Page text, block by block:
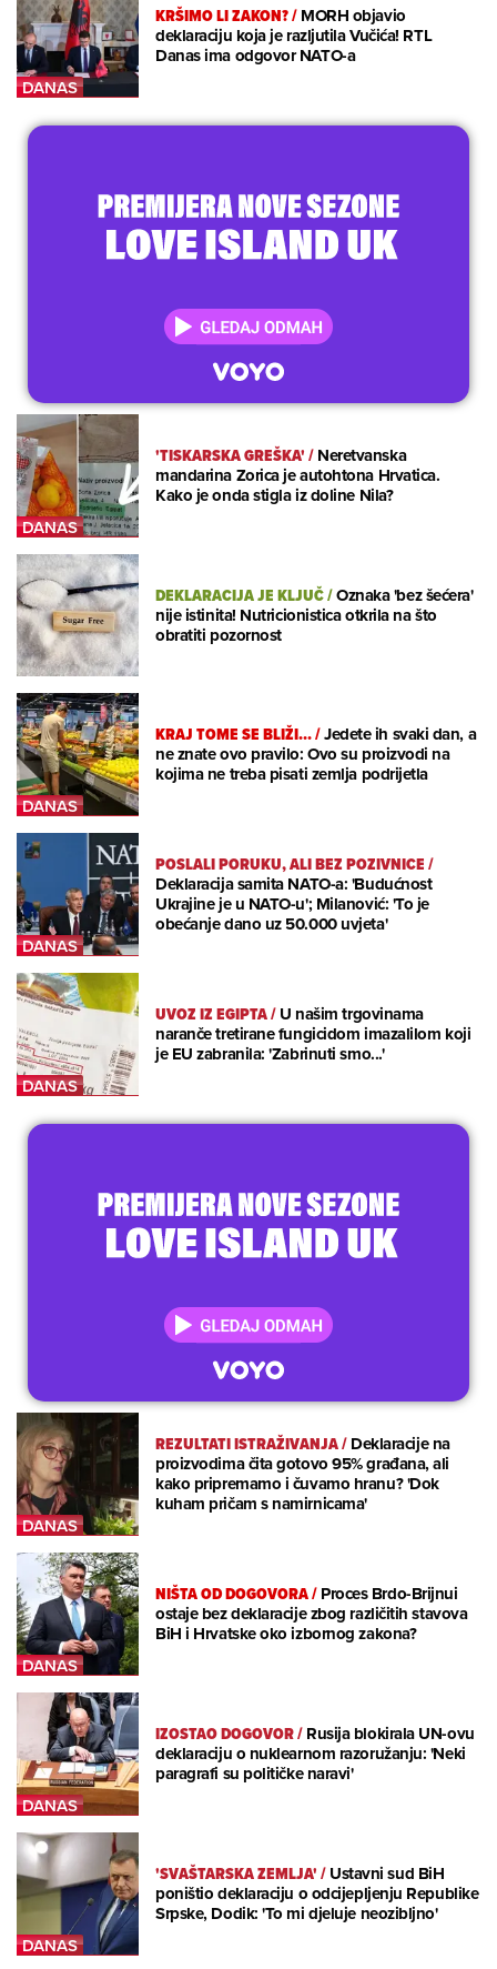
KRŠIMO LI ZAKON?/MORH objavio
deklaraciju koja je razljutila Vučića! RTL
Danas ima odgovor NATO-a
'TISKARSKA GREŠKA'/Neretvanska
mandarina Zorica je autohtona Hrvatica.
Kako je onda stigla iz doline Nila?
DEKLARACIJA JE KLJUČ/Oznaka 'bez šećera'
nije istinita! Nutricionistica otkrila na što
obratiti pozornost
KRAJ TOME SE BLIŽI.../Jedete ih svaki dan, a
ne znate ovo pravilo: Ovo su proizvodi na
kojima ne treba pisati zemlja podrijetla
POSLALI PORUKU, ALI BEZ POZIVNICE/
Deklaracija samita NATO-a: 'Budućnost
Ukrajine je u NATO-u'; Milanović: 'To je
obećanje dano uz 50.000 uvjeta'
UVOZ IZ EGIPTA/U našim trgovinama
naranče tretirane fungicidom imazalilom koji
je EU zabranila: 'Zabrinuti smo...'
REZULTATI ISTRAŽIVANJA/Deklaracije na
proizvodima čita gotovo 95% građana, ali
kako pripremamo i čuvamo hranu? 'Dok
kuham pričam s namirnicama'
NIŠTA OD DOGOVORA/Proces Brdo-Brijnui
ostaje bez deklaracije zbog različitih stavova
BiH i Hrvatske oko izbornog zakona?
IZOSTAO DOGOVOR/Rusija blokirala UN-ovu
deklaraciju o nuklearnom razoružanju: 'Neki
paragrafi su političke naravi'
'SVAŠTARSKA ZEMLJA'/Ustavni sud BiH
poništio deklaraciju o odcijepljenju Republike
Srpske, Dodik: 'To mi djeluje neozibljno'